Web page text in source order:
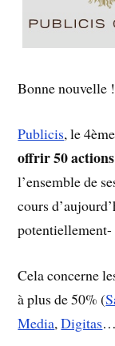
Bonne nouvelle !
Publicis, le
offrir 50
l’ensemble de
cours
potentiellement-
Cela concerne
à plus de 50% (
Media,Digitas